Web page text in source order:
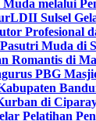
melalui
LDII Sulsel
Profesional
Muda di
Romantis di
PBG
di
Pelatihan